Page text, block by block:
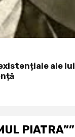
ale lui
PIATRA””